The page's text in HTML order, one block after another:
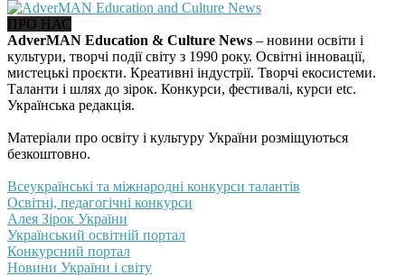
ПРО НАС
AdverMAN Education & Culture News – новини освіти і
культури, творчі події світу з 1990 року. Освітні інновації,
мистецькі проєкти. Креативні індустрії. Творчі екосистеми.
Таланти і шлях до зірок. Конкурси, фестивалі, курси etc.
Українська редакція.
Матеріали про освіту і культуру України розміщуються
безкоштовно.
Всеукраїнські та міжнародні конкурси талантів
Освітні, педагогічні конкурси
Алея Зірок України
Український освітній портал
Конкурсний портал
Новини України і світу